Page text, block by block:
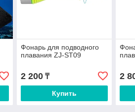
Фонарь для подводного
плавания ZJ-ST09
2 200₸
Купить
2